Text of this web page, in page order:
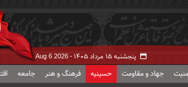
پنجشنبه ۱۵ مرداد ۱۴۰۵ - Aug 6 2026
جهاد و مقاومت حسینیه فرهنگ و هنر جامعه